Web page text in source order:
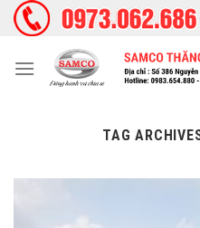
Skip
TAG